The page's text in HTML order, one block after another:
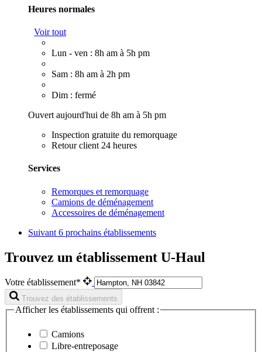
Heures normales
Voir tout
Lun - ven : 8h am à 5h pm
Sam : 8h am à 2h pm
Dim : fermé
Ouvert aujourd'hui de 8h am à 5h pm
Inspection gratuite du remorquage
Retour client 24 heures
Services
Remorques et remorquage
Camions de déménagement
Accessoires de déménagement
Suivant 6 prochains établissements
Trouvez un établissement U-Haul
Votre établissement*
Trouvez des établissements
Afficher les établissements qui offrent :
Camions
Libre-entreposage